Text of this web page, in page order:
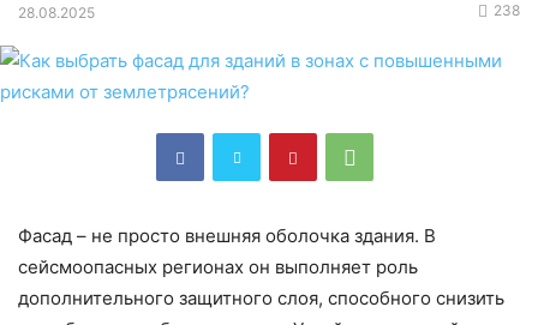
28.08.2025 238
Фасад – не просто внешняя оболочка здания. В
сейсмоопасных регионах он выполняет роль
дополнительного защитного слоя, способного снизить